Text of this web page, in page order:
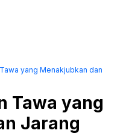
yang Menakjubkan dan
Tawa yang
Jarang